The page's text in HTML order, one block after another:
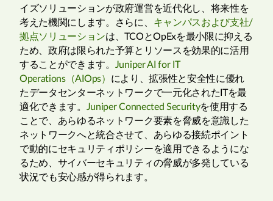
イズソリューションが政府運営を近代化し、将来性を
考えた機関にします。さらに、 キャンパスおよび支社/
拠点ソリューションは、TCOとOpExを最小限に抑える
ため、政府は限られた予算とリソースを効果的に活用
することができます。 Juniper AI for IT
Operations（AIOps） により、拡張性と安全性に優れ
たデータセンターネットワークで一元化されたITを最
適化できます。 Juniper Connected Securityを使用する
ことで、あらゆるネットワーク要素を脅威を意識した
ネットワークへと統合させて、あらゆる接続ポイント
で動的にセキュリティポリシーを適用できるようにな
るため、サイバーセキュリティの脅威が多発している
状況でも安心感が得られます。